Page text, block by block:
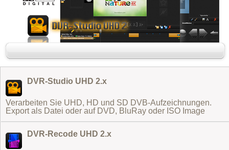
DVR-Studio UHD 2.x
Verarbeiten Sie UHD, HD und SD DVB-Aufzeichnungen.
Export als Datei oder auf DVD, BluRay oder ISO Image
DVR-Recode UHD 2.x